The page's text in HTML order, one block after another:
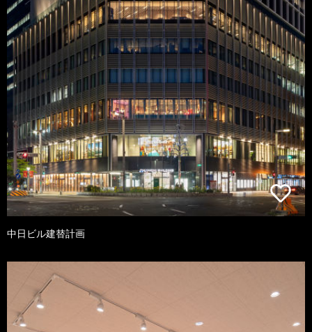
中日ビル建替計画